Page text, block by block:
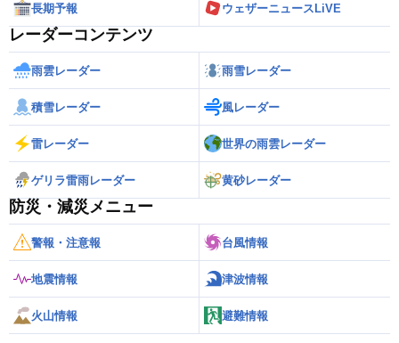
長期予報 ウェザーニュースLiVE
レーダーコンテンツ
雨雲レーダー 雨雪レーダー
積雪レーダー 風レーダー
雷レーダー 世界の雨雲レーダー
ゲリラ雷雨レーダー 黄砂レーダー
防災・減災メニュー
警報・注意報 台風情報
地震情報 津波情報
火山情報 避難情報